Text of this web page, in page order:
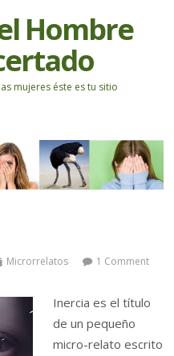
Hombre
mujeres éste es tu sitio
Microrrelatos 1 Comment
Inercia es el título
de un pequeño
micro-relato escrito